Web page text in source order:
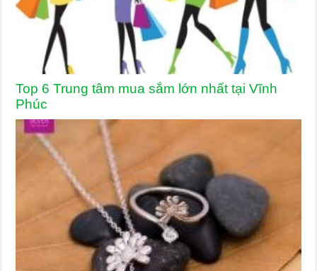
Top 6 Trung tâm mua sắm lớn nhất tại Vĩnh
Phúc